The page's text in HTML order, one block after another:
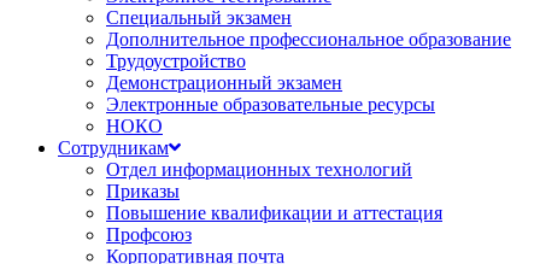
Специальный экзамен
Дополнительное профессиональное образование
Трудоустройство
Демонстрационный экзамен
Электронные образовательные ресурсы
НОКО
Сотрудникам
Отдел информационных технологий
Приказы
Повышение квалификации и аттестация
Профсоюз
Корпоративная почта